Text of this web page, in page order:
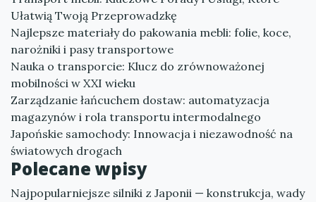
Ułatwią Twoją Przeprowadzkę
Najlepsze materiały do pakowania mebli: folie, koce,
narożniki i pasy transportowe
Nauka o transporcie: Klucz do zrównoważonej
mobilności w XXI wieku
Zarządzanie łańcuchem dostaw: automatyzacja
magazynów i rola transportu intermodalnego
Japońskie samochody: Innowacja i niezawodność na
światowych drogach
Polecane wpisy
Najpopularniejsze silniki z Japonii — konstrukcja, wady